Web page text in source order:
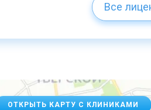
Все
ОТКРЫТЬ КАРТУ С КЛИНИКАМИ